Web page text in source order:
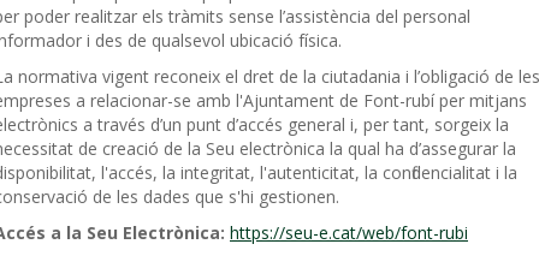
poder realitzar els tràmits sense l’assistència del personal
i des de qualsevol ubicació física.
normativa vigent reconeix el dret de la ciutadania i l’obligació de les
a relacionar-se amb l'Ajuntament de Font-rubí per mitjans
a través d’un punt d’accés general i, per tant, sorgeix la
de creació de la Seu electrònica la qual ha d’assegurar la
l'accés, la integritat, l'autenticitat, la confidencialitat i la
de les dades que s'hi gestionen.
a la Seu Electrònica: https://seu-e.cat/web/font-rubi